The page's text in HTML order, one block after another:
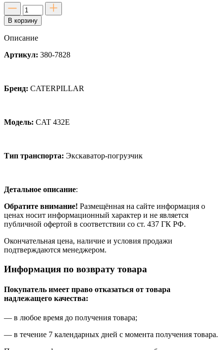
Количество
товара
Лобовое
для
CAT
432E
В корзину
Описание
Артикул: 380-7828
Бренд: CATERPILLAR
Модель: CAT 432E
Тип транспорта: Экскаватор-погрузчик
Детальное описание:
Обратите внимание! Размещённая на сайте информация о
ценах носит информационный характер и не является
публичной офертой в соответствии со ст. 437 ГК РФ.
Окончательная цена, наличие и условия продажи
подтверждаются менеджером.
Информация по возврату товара
Покупатель имеет право отказаться от товара
надлежащего качества:
— в любое время до получения товара;
— в течение 7 календарных дней с момента получения товара.